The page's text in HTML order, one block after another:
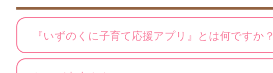
『いずのくに子育て応援アプリ』とは何ですか？